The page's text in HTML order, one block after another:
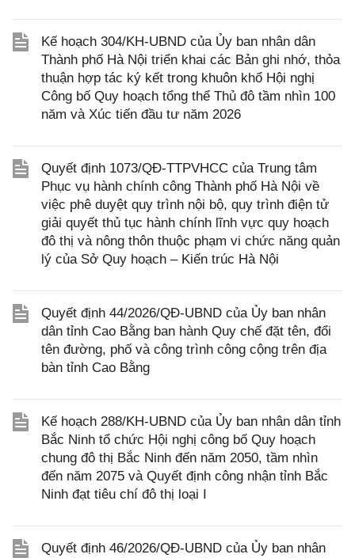
Kế hoạch 304/KH-UBND của Ủy ban nhân dân
Thành phố Hà Nội triển khai các Bản ghi nhớ, thỏa
thuận hợp tác ký kết trong khuôn khổ Hội nghị
Công bố Quy hoạch tổng thể Thủ đô tầm nhìn 100
năm và Xúc tiến đầu tư năm 2026
Quyết định 1073/QĐ-TTPVHCC của Trung tâm
Phục vụ hành chính công Thành phố Hà Nội về
việc phê duyệt quy trình nội bộ, quy trình điện tử
giải quyết thủ tục hành chính lĩnh vực quy hoạch
đô thị và nông thôn thuộc phạm vi chức năng quản
lý của Sở Quy hoạch – Kiến trúc Hà Nội
Quyết định 44/2026/QĐ-UBND của Ủy ban nhân
dân tỉnh Cao Bằng ban hành Quy chế đặt tên, đổi
tên đường, phố và công trình công cộng trên địa
bàn tỉnh Cao Bằng
Kế hoạch 288/KH-UBND của Ủy ban nhân dân tỉnh
Bắc Ninh tổ chức Hội nghị công bố Quy hoạch
chung đô thị Bắc Ninh đến năm 2050, tầm nhìn
đến năm 2075 và Quyết định công nhận tỉnh Bắc
Ninh đạt tiêu chí đô thị loại I
Quyết định 46/2026/QĐ-UBND của Ủy ban nhân